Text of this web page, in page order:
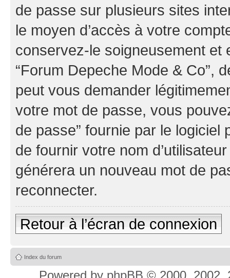
de passe sur plusieurs sites
le moyen d’accès à votre
conservez-le soigneusement et
“Forum Depeche Mode & Co”,
peut vous demander
votre mot de passe, vous
de passe” fournie par le
de fournir votre nom
générera un nouveau mot de
reconnecter.
Retour à l’écran de connexion
Index du forum
Powered by phpBB © 2000, 2002,